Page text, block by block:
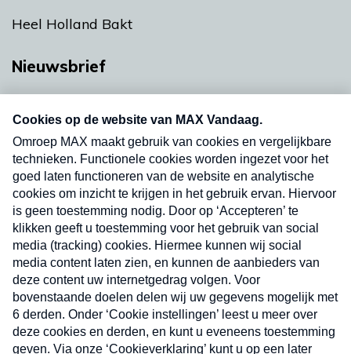
Heel Holland Bakt
Nieuwsbrief
nieuwsbrief. Elke vrijdag- en dinsdagochtend in
uw mailbox.
Verzend
Nieuwsbrief